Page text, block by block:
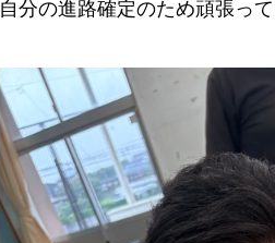
自分の進路確定のため頑張っ